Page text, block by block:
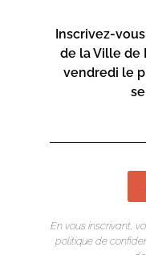
LIEU DE
Inscrivez-
de la Ville de
vendredi le
En vous inscrivant,
politique de